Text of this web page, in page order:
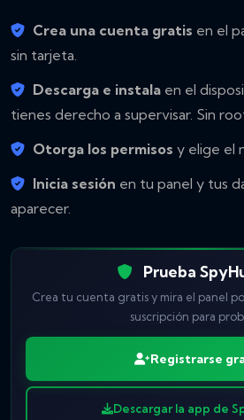
Crea una cuenta gratis en el
sin tarjeta.
Descarga e instala en el
tienes derecho a supervisar. Sin
Otorga los permisos y elige el
Inicia sesión en tu panel y tus
aparecer.
Prueba
Crea tu cuenta gratis y mira el panel
suscripción para
Registrarse
Descargar la app de